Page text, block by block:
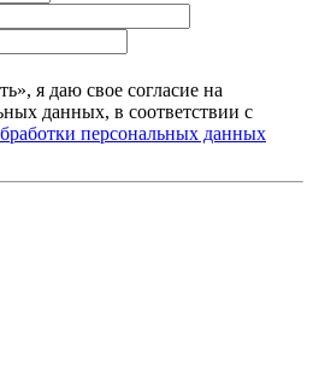
я даю свое согласие на
данных, в соответствии с
персональных данных